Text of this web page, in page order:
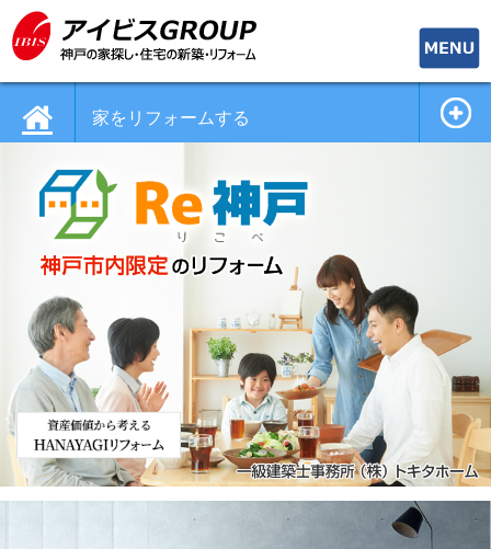
toggle
家をリフォームする